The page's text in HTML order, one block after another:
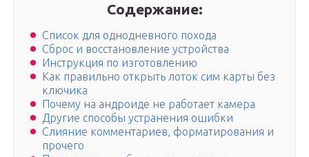
Содержание:
Список для однодневного похода
Сброс и восстановление устройства
Инструкция по изготовлению
Как правильно открыть лоток сим карты без
ключика
Почему на андроиде не работает камера
Другие способы устранения ошибки
Слияние комментариев, форматирования и
прочего